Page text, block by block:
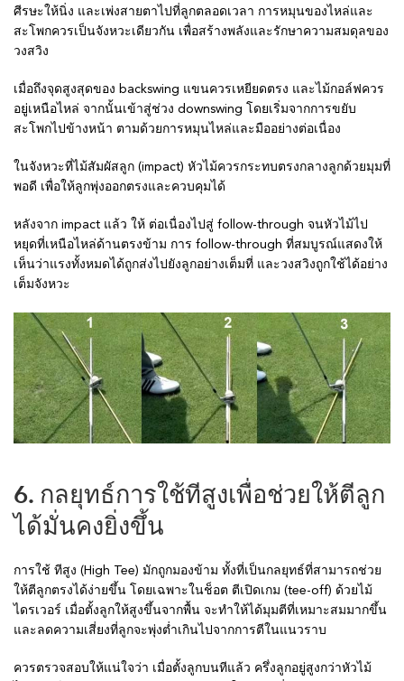
ศีรษะให้นิ่ง และเพ่งสายตาไปที่ลูกตลอดเวลา การหมุนของไหล่และ
สะโพกควรเป็นจังหวะเดียวกัน เพื่อสร้างพลังและรักษาความสมดุลของ
วงสวิง
เมื่อถึงจุดสูงสุดของ backswing แขนควรเหยียดตรง และไม้กอล์ฟควร
อยู่เหนือไหล่ จากนั้นเข้าสู่ช่วง downswing โดยเริ่มจากการขยับ
สะโพกไปข้างหน้า ตามด้วยการหมุนไหล่และมืออย่างต่อเนื่อง
ในจังหวะที่ไม้สัมผัสลูก (impact) หัวไม้ควรกระทบตรงกลางลูกด้วยมุมที่
พอดี เพื่อให้ลูกพุ่งออกตรงและควบคุมได้
หลังจาก impact แล้ว ให้ ต่อเนื่องไปสู่ follow-through จนหัวไม้ไป
หยุดที่เหนือไหล่ด้านตรงข้าม การ follow-through ที่สมบูรณ์แสดงให้
เห็นว่าแรงทั้งหมดได้ถูกส่งไปยังลูกอย่างเต็มที่ และวงสวิงถูกใช้ได้อย่าง
เต็มจังหวะ
6. กลยุทธ์การใช้ทีสูงเพื่อช่วยให้ตีลูก
ได้มั่นคงยิ่งขึ้น
การใช้ ทีสูง (High Tee) มักถูกมองข้าม ทั้งที่เป็นกลยุทธ์ที่สามารถช่วย
ให้ตีลูกตรงได้ง่ายขึ้น โดยเฉพาะในช็อต ตีเปิดเกม (tee-off) ด้วยไม้
ไดรเวอร์ เมื่อตั้งลูกให้สูงขึ้นจากพื้น จะทำให้ได้มุมตีที่เหมาะสมมากขึ้น
และลดความเสี่ยงที่ลูกจะพุ่งต่ำเกินไปจากการตีในแนวราบ
ควรตรวจสอบให้แน่ใจว่า เมื่อตั้งลูกบนทีแล้ว ครึ่งลูกอยู่สูงกว่าหัวไม้